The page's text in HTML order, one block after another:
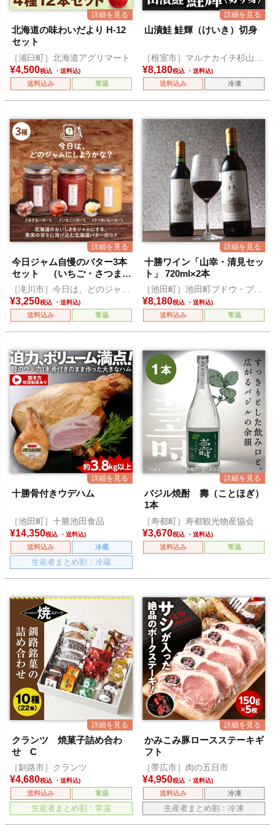
北海道の味わいだより H-12
セット
［浦臼町］北海道アグリマート
¥4,500税込
送料込み 常温
山漬鮭 鮭輝（けいき）切身
［根室市］マルナカイチ杉山水
産
¥8,180税込
送料込み 冷凍
今日ジャム自慢のバター3本
セット （いちご・さつまい
も・あずきバター各1本）
［滝川市］今日は、どのジャム
にしようかな？
¥3,250税込
送料込み 常温
十勝ワイン「山幸・清見セッ
ト」 720ml×2本
［池田町］池田町ブドウ・ブド
ウ酒研究所
¥8,180税込
送料込み 常温
十勝骨付きウデハム
［池田町］十勝池田食品
¥14,350税込
送料込み 冷蔵
生産者まとめ割：冷蔵
バジル焼酎 壽（ことほぎ）
1本
［寿都町］寿都観光物産協会
¥3,670税込
送料込み 常温
クランツ 焼菓子詰め合わ
せ C
［釧路市］クランツ
¥4,680税込
送料込み 常温
生産者まとめ割：常温
かみこみ豚ロースステーキギ
フト
［帯広市］肉の五日市
¥4,950税込
送料込み 冷凍
生産者まとめ割：冷凍